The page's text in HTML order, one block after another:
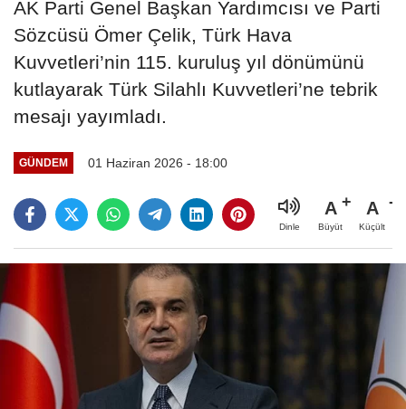
AK Parti Genel Başkan Yardımcısı ve Parti
Sözcüsü Ömer Çelik, Türk Hava
Kuvvetleri’nin 115. kuruluş yıl dönümünü
kutlayarak Türk Silahlı Kuvvetleri’ne tebrik
mesajı yayımladı.
GÜNDEM 01 Haziran 2026 - 18:00
Dinle
A
Büyüt
A
Küçült